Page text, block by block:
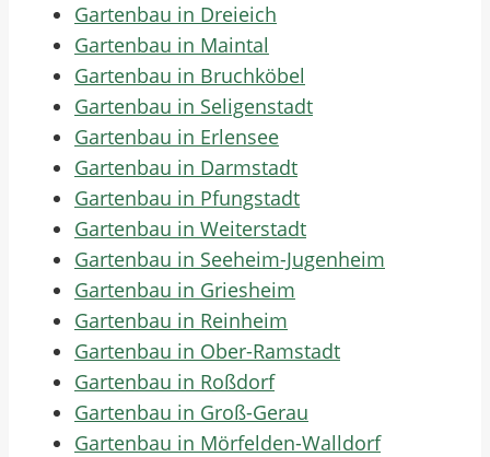
Gartenbau in Dreieich
Gartenbau in Maintal
Gartenbau in Bruchköbel
Gartenbau in Seligenstadt
Gartenbau in Erlensee
Gartenbau in Darmstadt
Gartenbau in Pfungstadt
Gartenbau in Weiterstadt
Gartenbau in Seeheim-Jugenheim
Gartenbau in Griesheim
Gartenbau in Reinheim
Gartenbau in Ober-Ramstadt
Gartenbau in Roßdorf
Gartenbau in Groß-Gerau
Gartenbau in Mörfelden-Walldorf